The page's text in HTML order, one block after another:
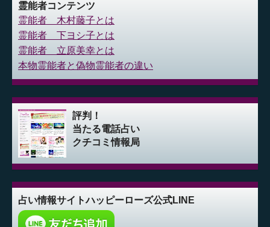
霊能者コンテンツ
霊能者 木村藤子とは
霊能者 下ヨシ子とは
霊能者 立原美幸とは
本物霊能者と偽物霊能者の違い
評判！
当たる電話占い
クチコミ情報局
占い情報サイトハッピーローズ公式LINE